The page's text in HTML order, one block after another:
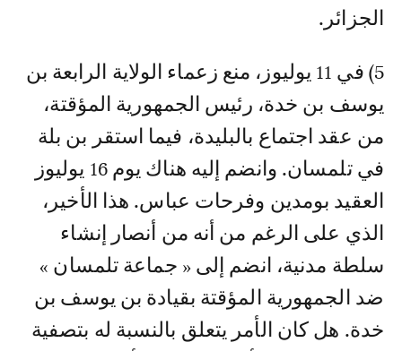
الجزائر.
5) في 11 يوليوز، منع زعماء الولاية الرابعة بن
يوسف بن خدة، رئيس الجمهورية المؤقتة،
من عقد اجتماع بالبليدة، فيما استقر بن بلة
في تلمسان. وانضم إليه هناك يوم 16 يوليوز
العقيد بومدين وفرحات عباس. هذا الأخير،
الذي على الرغم من أنه من أنصار إنشاء
سلطة مدنية، انضم إلى « جماعة تلمسان »
ضد الجمهورية المؤقتة بقيادة بن يوسف بن
خدة. هل كان الأمر يتعلق بالنسبة له بتصفية